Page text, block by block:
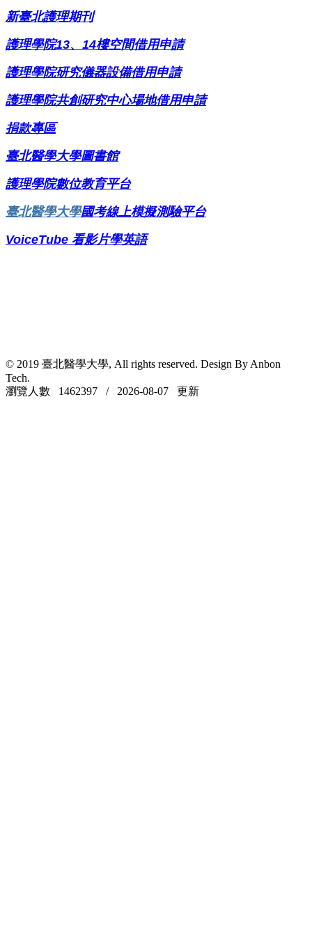
新臺北護理期刊
護理學院13、14樓空間借用申請
護理學院研究儀器設備借用申請
護理學院共創研究中心場地借用申請
捐款專區
臺北醫學大學圖書館
護理學院數位教育平台
臺北醫學大學國考線上模擬測驗平台
VoiceTube 看影片學英語
© 2019 臺北醫學大學, All rights reserved. Design By Anbon
Tech.
瀏覽人數 1462397 / 2026-08-07 更新